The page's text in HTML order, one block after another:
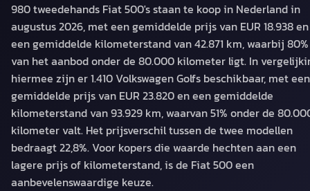
980 tweedehands Fiat 500's staan te koop in Nederland in
augustus 2026, met een gemiddelde prijs van EUR 18.938 en
een gemiddelde kilometerstand van 42.871 km, waarbij 80%
van het aanbod onder de 80.000 kilometer ligt. In
hiermee zijn er 1.410 Volkswagen Golfs beschikbaar, met een
gemiddelde prijs van EUR 23.820 en een gemiddelde
kilometerstand van 93.929 km, waarvan 51% onder de
kilometer valt. Het prijsverschil tussen de twee modellen
bedraagt 22,8%. Voor kopers die waarde hechten aan een
lagere prijs of kilometerstand, is de Fiat 500 een
aanbevelenswaardige keuze.